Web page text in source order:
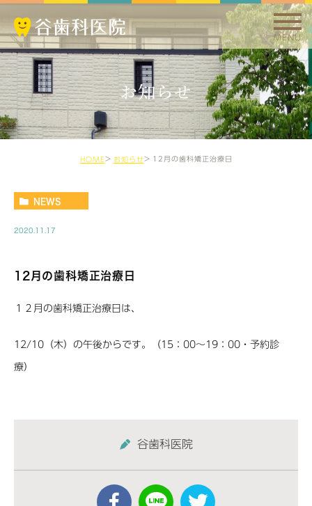
MENU
お知らせ
HOME お知らせ 12月の歯科矯正治療日
NEWS
2020.11.17
12月の歯科矯正治療日
１２月の歯科矯正治療日は、
12/10（木）の午後からです。（15：00～19：00・予約診
療）
谷歯科医院